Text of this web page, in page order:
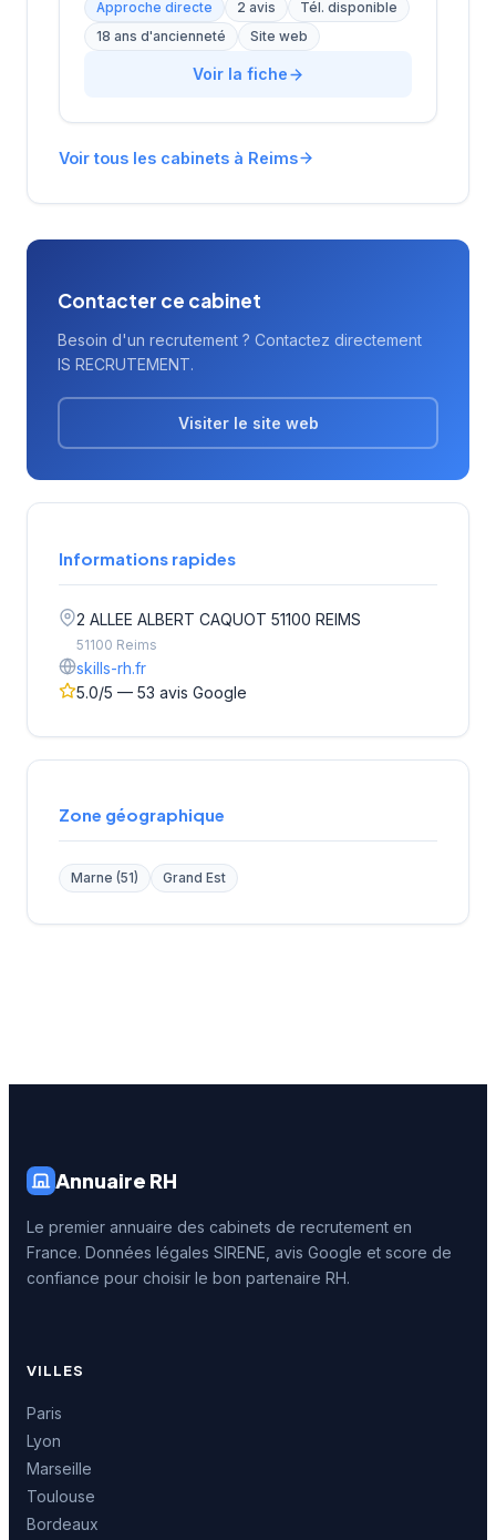
Approche directe 2 avis
Tél. disponible
18 ans d'ancienneté
Site web
Voir la fiche
Voir tous les cabinets à Reims
Contacter ce cabinet
Besoin d'un recrutement ? Contactez directement
IS RECRUTEMENT.
Visiter le site web
Informations rapides
2 ALLEE ALBERT CAQUOT 51100 REIMS
51100 Reims
skills-rh.fr
5.0/5 — 53 avis Google
Zone géographique
Marne (51) Grand Est
Annuaire RH
Le premier annuaire des cabinets de recrutement en
France. Données légales SIRENE, avis Google et score de
confiance pour choisir le bon partenaire RH.
VILLES
Paris
Lyon
Marseille
Toulouse
Bordeaux